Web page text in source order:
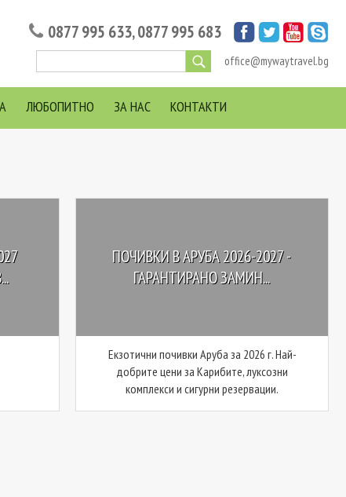
0877 995 633,0877 995 683
office@mywaytravel.bg
ЛЮБОПИТНО ЗА НАС КОНТАКТИ
ПОЧИВКИ В АРУБА 2026-2027 -
ГАРАНТИРАНО ЗАМИН...
Екзотични почивки Аруба за 2026 г. Най-
добрите цени за Карибите, луксозни
комплекси и сигурни резервации.